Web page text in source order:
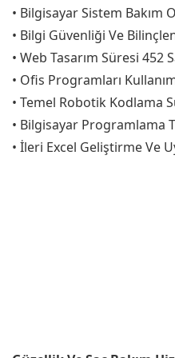
• Bilgisayar Sistem Bakım
• Bilgi Güvenliği Ve
• Web Tasarım Süresi 452
• Ofis Programları
• Temel Robotik Kodlama
• Bilgisayar Programlama
• İleri Excel Geliştirme Ve